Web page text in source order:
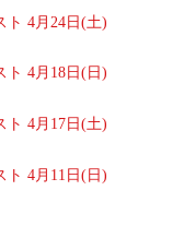
ト 4月24日(土)
ト 4月18日(日)
ト 4月17日(土)
ト 4月11日(日)